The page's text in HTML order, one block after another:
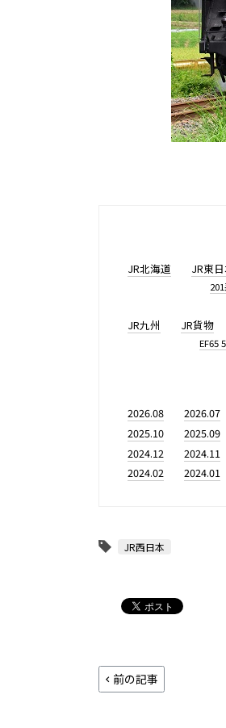
JR北海道 JR東
JR九州 JR貨物
EF65
2026.08 2026.07
2025.10
2025.09
2024.12
2024.11
2024.02
2024.01
JR西日本
前の記事